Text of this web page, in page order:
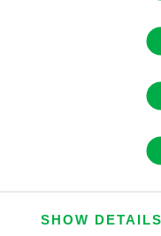
SHOW